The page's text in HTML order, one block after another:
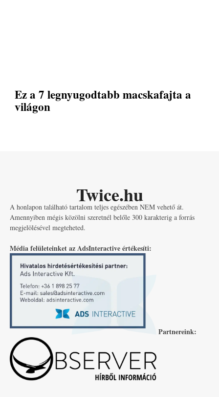
Ez a 7 legnyugodtabb macskafajta a
világon
Twice.hu
A honlapon található tartalom teljes egészében NEM vehető át.
Amennyiben mégis közölni szeretnél belőle 300 karakterig a forrás
megjelölésével megteheted.
Média felületeinket az AdsInteractive értékesíti:
Partnereink: